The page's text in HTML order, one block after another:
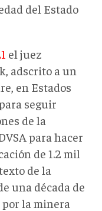
del Estado
el juez
adscrito a un
en Estados
seguir
de la
para hacer
de 1.2 mil
de la
una década de
la minera